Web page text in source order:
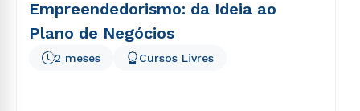
Empreendedorismo: da Ideia ao
Plano de Negócios
2 meses Cursos Livres